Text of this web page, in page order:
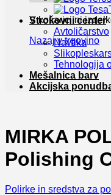
V košarici ni
Nazaj v trgovino
Strokovni center
Avtoličarstvo
Navtika
Tehnologija
Mešalnica barv
Akcijska
MIRKA
Polishing
Polirke in sredstva za